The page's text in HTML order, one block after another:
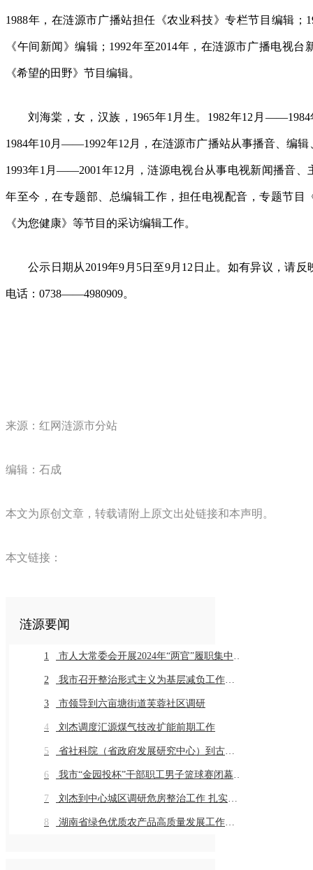
1988年，在涟源市广播站担任《农业科技》专栏节目编辑；
《午间新闻》编辑；1992年至2014年，在涟源市广播电视
《希望的田野》节目编辑。
刘海棠，女，汉族，1965年1月生。1982年12月
1984年10月——1992年12月，在涟源市广播站从事播音、编
1993年1月——2001年12月，涟源电视台从事电视新闻播音、
年至今，在专题部、总编辑工作，担任电视配音，专题节目
《为您健康》等节目的采访编辑工作。
公示日期从2019年9月5日至9月12日止。如有异议，请
电话：0738——4980909。
来源：红网涟源市分站
编辑：石成
本文为原创文章，转载请附上原文出处链接和本声明。
本文链接：
涟源要闻
1 市人大常委会开展2024年“两官”履职集中评议
2 我市召开整治形式主义为基层减负工作推进会暨业务培训会议
3 市领导到六亩塘街道芙蓉社区调研
4 刘杰调度汇源煤气技改扩能前期工作
5 省社科院（省政府发展研究中心）到古仙界村调研乡村振兴工作
6 我市“金园投杯”干部职工男子篮球赛闭幕 市直组高新金园代表队 乡镇组桥头河镇代表队获得冠军
7 刘杰到中心城区调研危房整治工作 扎实推进危房整治工作 切实保障群众住房安全
8 湖南省绿色优质农产品高质量发展工作推进会在我市召开